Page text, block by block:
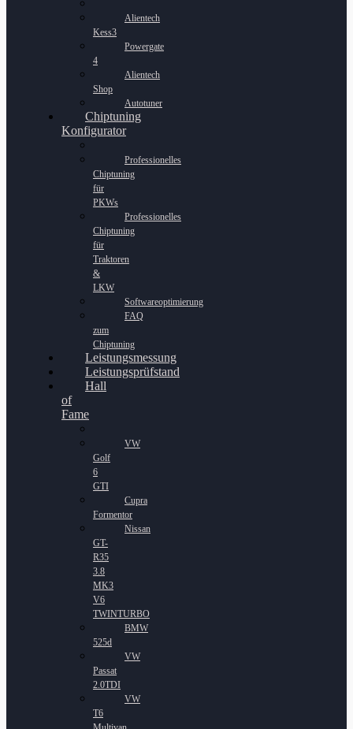
Alientech
Kess3
Powergate
4
Alientech
Shop
Autotuner
Chiptuning
Konfigurator
Professionelles
Chiptuning
für
PKWs
Professionelles
Chiptuning
für
Traktoren
&
LKW
Softwareoptimierung
FAQ
zum
Chiptuning
Leistungsmessung
Leistungsprüfstand
Hall
of
Fame
VW
Golf
6
GTI
Cupra
Formentor
Nissan
GT-
R35
3.8
MK3
V6
TWINTURBO
BMW
525d
VW
Passat
2.0TDI
VW
T6